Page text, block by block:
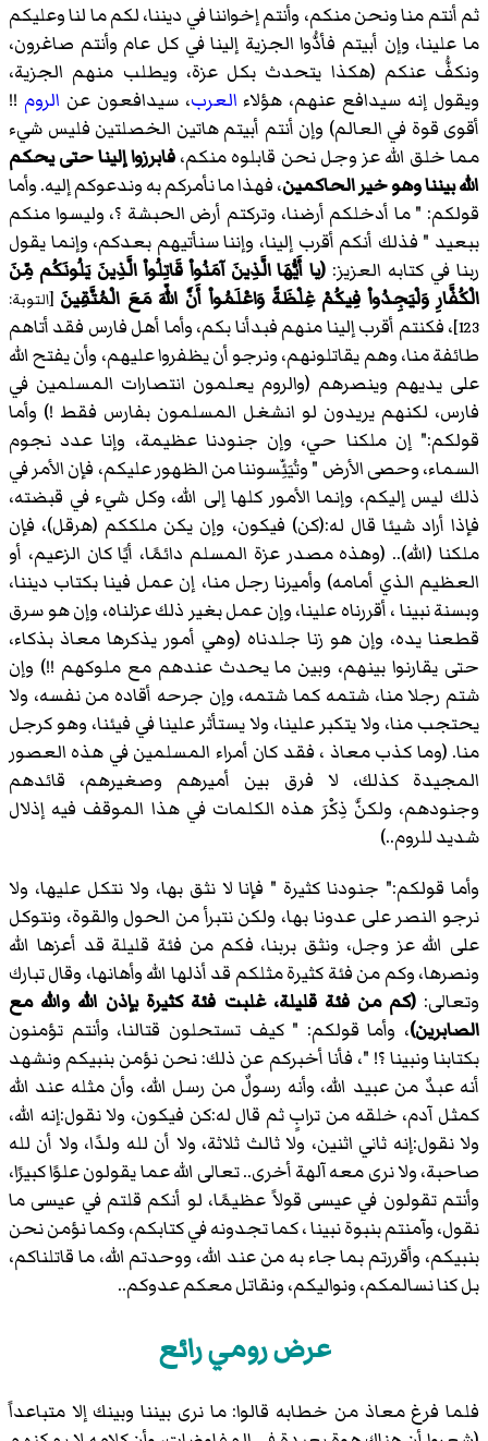
ثم أنتم منا ونحن منكم، وأنتم إخواننا في ديننا، لكم ما لنا وعليكم
ما علينا، وإن أبيتم فأدُّوا الجزية إلينا في كل عام وأنتم صاغرون،
ونكفُّ عنكم (هكذا يتحدث بكل عزة، ويطلب منهم الجزية،
ويقول إنه سيدافع عنهم، هؤلاء العرب، سيدافعون عن الروم !!
أقوى قوة في العالم) وإن أنتم أبيتم هاتين الخصلتين فليس شيء
مما خلق الله عز وجل نحن قابلوه منكم،فابرزوا إلينا حتى يحكم
الله بيننا وهو خير الحاكمين، فهذا ما نأمركم به وندعوكم إليه. وأما
قولكم: " ما أدخلكم أرضنا، وتركتم أرض الحبشة ؟، وليسوا منكم
ببعيد " فذلك أنكم أقرب إلينا، وإننا سنأتيهم بعدكم، وإنما يقول
ربنا في كتابه العزيز: (يا أَيُّهَا الَّذِينَ آمَنُواْ قَاتِلُواْ الَّذِينَ يَلُونَكُم مِّنَ
الْكُفَّارِ وَلْيَجِدُواْ فِيكُمْ غِلْظَةً وَاعْلَمُواْ أَنَّ اللّهَ مَعَ الْمُتَّقِينَ [التوبة:
123] ، فكنتم أقرب إلينا منهم فبدأنا بكم، وأما أهل فارس فقد أتاهم
طائفة منا، وهم يقاتلونهم، ونرجو أن يظفروا عليهم، وأن يفتح الله
على يديهم وينصرهم (والروم يعلمون انتصارات المسلمين في
فارس، لكنهم يريدون لو انشغل المسلمون بفارس فقط !) وأما
قولكم:" إن ملكنا حي، وإن جنودنا عظيمة، وإنا عدد نجوم
السماء، وحصى الأرض " وتُيَئِّسوننا من الظهور عليكم، فإن الأمر في
ذلك ليس إليكم، وإنما الأمور كلها إلى الله، وكل شيء في قبضته،
فإذا أراد شيئا قال له:(كن) فيكون، وإن يكن ملككم (هرقل)، فإن
ملكنا (الله).. (وهذه مصدرعزة المسلم دائمًا، أيًا كان الزعيم، أو
العظيم الذي أمامه) وأميرنا رجل منا، إن عمل فينا بكتاب ديننا،
وبسنة نبينا ، أقررناه علينا، وإن عمل بغير ذلك عزلناه، وإن هو سرق
قطعنا يده، وإن هو زنا جلدناه (وهي أمور يذكرها معاذ بذكاء،
حتى يقارنوا بينهم، وبين ما يحدث عندهم مع ملوكهم !!) وإن
شتم رجلا منا، شتمه كما شتمه، وإن جرحه أقاده من نفسه، ولا
يحتجب منا، ولا يتكبر علينا، ولا يستأثر علينا في فيئنا، وهو كرجل
منا. (وما كذب معاذ ، فقد كان أمراء المسلمين في هذه العصور
المجيدة كذلك، لا فرق بين أميرهم وصغيرهم، قائدهم
وجنودهم، ولكنَّ ذِكْرَ هذه الكلمات في هذا الموقف فيه إذلال
شديد للروم..)
وأما قولكم:" جنودنا كثيرة " فإنا لا نثق بها، ولا نتكل عليها، ولا
نرجو النصر على عدونا بها، ولكن نتبرأ من الحول والقوة، ونتوكل
على الله عز وجل، ونثق بربنا، فكم من فئة قليلة قد أعزها الله
ونصرها، وكم من فئة كثيرة مثلكم قد أذلها الله وأهانها، وقال تبارك
وتعالى:(كم من فئة قليلة، غلبت فئة كثيرة بإذن الله والله مع
الصابرين)، وأما قولكم: " كيف تستحلون قتالنا، وأنتم تؤمنون
بكتابنا ونبينا ؟! "، فأنا أخبركم عن ذلك: نحن نؤمن بنبيكم ونشهد
أنه عبدٌ من عبيد الله، وأنه رسولٌ من رسل الله، وأن مثله عند الله
كمثل آدم، خلقه من ترابٍ ثم قال له:كن فيكون، ولا نقول:إنه الله،
ولا نقول:إنه ثاني اثنين، ولا ثالث ثلاثة، ولا أن لله ولدًا، ولا أن لله
صاحبة، ولا نرى معه آلهة أخرى.. تعالى الله عما يقولون علوًا كبيرًا،
وأنتم تقولون في عيسى قولاً عظيمًا، لو أنكم قلتم في عيسى ما
نقول، وآمنتم بنبوة نبينا ، كما تجدونه في كتابكم، وكما نؤمن نحن
بنبيكم، وأقررتم بما جاء به من عند الله، ووحدتم الله، ما قاتلناكم،
بل كنا نسالمكم، ونواليكم، ونقاتل معكم عدوكم..
عرض رومي رائع
فلما فرغ معاذ من خطابه قالوا: ما نرى بيننا وبينك إلا متباعداً